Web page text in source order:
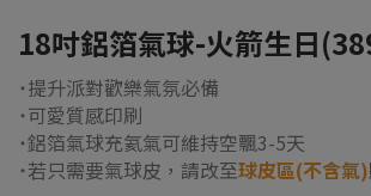
18吋鋁箔氣球-火箭生日
˙提升派對歡樂氣氛必備
˙可愛質感印刷
˙鋁箔氣球充氦氣可維持空飄3-5天
˙若只需要氣球皮，請改至球皮區(不含氣)